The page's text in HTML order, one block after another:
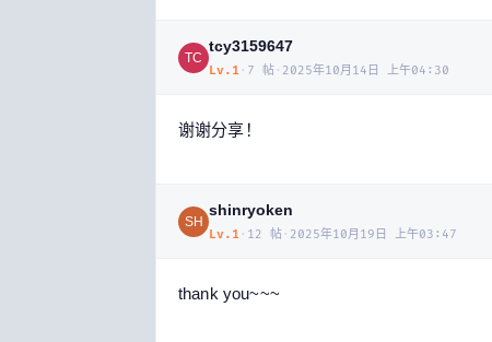
TC
tcy3159647
Lv. 1 · 7 帖 · 2025年10月14日 上午04:30
谢谢分享！
SH
shinryoken
Lv. 1 · 12 帖 · 2025年10月19日 上午03:47
thank you~~~